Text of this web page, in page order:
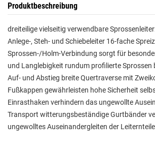
Produktbeschreibung
dreiteilige vielseitig verwendbare
Anlege-, Steh- und Schiebeleiter 16-fache
Sprossen-/Holm-Verbindung sorgt für
und Langlebigkeit rundum profilierte Sprossen
Auf- und Abstieg breite Quertraverse mit
Fußkappen gewährleisten hohe Sicherheit
Einrasthaken verhindern das ungewollte
Transport witterungsbeständige Gurtbänder
ungewolltes Auseinandergleiten der Leiternteile